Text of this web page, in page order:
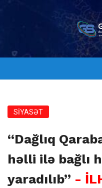
SİYASƏT
“Dağlıq
həlli ilə bağlı
yaradılıb” -